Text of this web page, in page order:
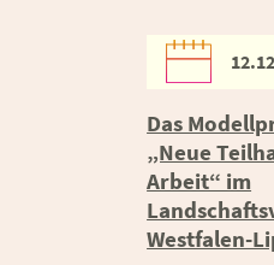
Das
„Neue
Arbeit“ im
Westfalen-